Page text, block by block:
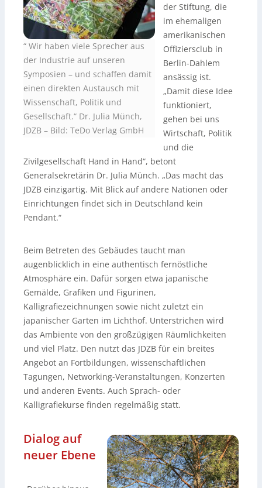
“ Wir haben viele Sprecher aus
der Industrie auf unseren
Symposien – und schaffen damit
einen direkten Austausch mit
Wissenschaft, Politik und
Gesellschaft.“ Dr. Julia Münch,
JDZB – Bild: TeDo Verlag GmbH
der Stiftung, die
im ehemaligen
amerikanischen
Offiziersclub in
Berlin-Dahlem
ansässig ist.
„Damit diese Idee
funktioniert,
gehen bei uns
Wirtschaft, Politik
und die
Zivilgesellschaft Hand in Hand“, betont
Generalsekretärin Dr. Julia Münch. „Das macht das
JDZB einzigartig. Mit Blick auf andere Nationen oder
Einrichtungen findet sich in Deutschland kein
Pendant.“
Beim Betreten des Gebäudes taucht man
augenblicklich in eine authentisch fernöstliche
Atmosphäre ein. Dafür sorgen etwa japanische
Gemälde, Grafiken und Figurinen,
Kalligrafiezeichnungen sowie nicht zuletzt ein
japanischer Garten im Lichthof. Unterstrichen wird
das Ambiente von den großzügigen Räumlichkeiten
und viel Platz. Den nutzt das JDZB für ein breites
Angebot an Fortbildungen, wissenschaftlichen
Tagungen, Networking-Veranstaltungen, Konzerten
und anderen Events. Auch Sprach- oder
Kalligrafiekurse finden regelmäßig statt.
Dialog auf
neuer Ebene